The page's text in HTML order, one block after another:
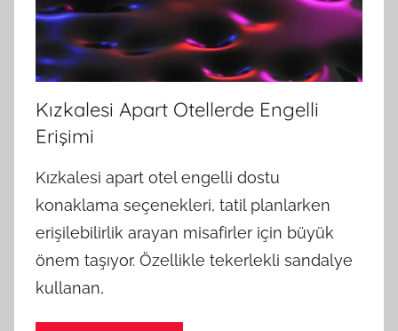
Kızkalesi Apart Otellerde Engelli
Erişimi
Kızkalesi apart otel engelli dostu
konaklama seçenekleri, tatil planlarken
erişilebilirlik arayan misafirler için büyük
önem taşıyor. Özellikle tekerlekli sandalye
kullanan,